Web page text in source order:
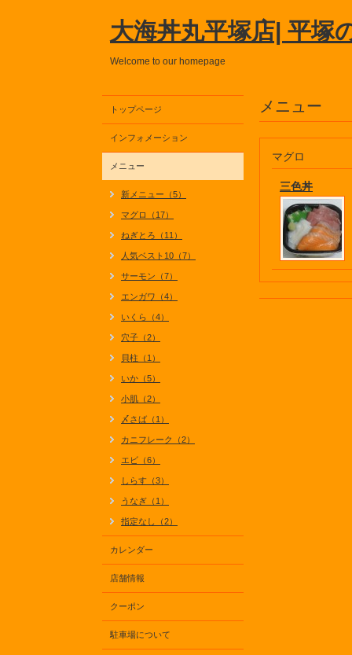
大海丼丸平塚店| 平塚
Welcome to our homepage
メニュー
マグロ
三色丼
トップページ
インフォメーション
メニュー
新メニュー（5）
マグロ（17）
ねぎとろ（11）
人気ベスト10（7）
サーモン（7）
エンガワ（4）
いくら（4）
穴子（2）
貝柱（1）
いか（5）
小肌（2）
〆さば（1）
カニフレーク（2）
エビ（6）
しらす（3）
うなぎ（1）
指定なし（2）
カレンダー
店舗情報
クーポン
駐車場について